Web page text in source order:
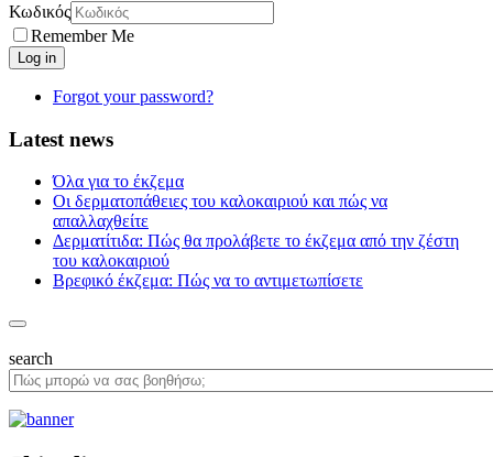
Κωδικός
Remember Me
Forgot your password?
Latest news
Όλα για το έκζεμα
Οι δερματοπάθειες του καλοκαιριού και πώς να
απαλλαχθείτε
Δερματίτιδα: Πώς θα προλάβετε το έκζεμα από την ζέστη
του καλοκαιριού
Βρεφικό έκζεμα: Πώς να το αντιμετωπίσετε
search